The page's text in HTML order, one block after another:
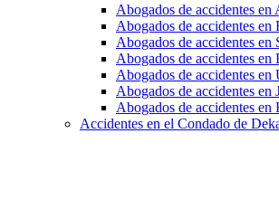
Abogados de accidentes en
Abogados de accidentes en
Abogados de accidentes en
Abogados de accidentes en
Abogados de accidentes
Abogados de accidentes en
Abogados de accidentes en
Accidentes en el Condado de